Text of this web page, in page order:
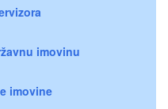
imovinu
imovine